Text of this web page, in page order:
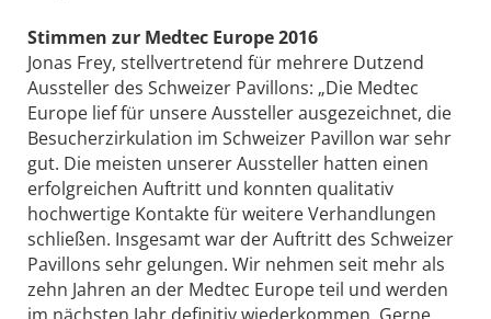
Stimmen zur Medtec Europe 2016
Jonas Frey, stellvertretend für mehrere Dutzend
Aussteller des Schweizer Pavillons: „Die Medtec
Europe lief für unsere Aussteller ausgezeichnet, die
Besucherzirkulation im Schweizer Pavillon war sehr
gut. Die meisten unserer Aussteller hatten einen
erfolgreichen Auftritt und konnten qualitativ
hochwertige Kontakte für weitere Verhandlungen
schließen. Insgesamt war der Auftritt des Schweizer
Pavillons sehr gelungen. Wir nehmen seit mehr als
zehn Jahren an der Medtec Europe teil und werden